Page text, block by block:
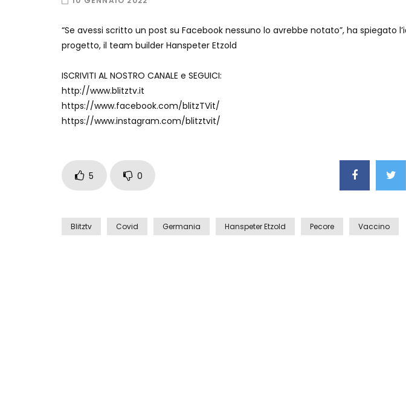
“Se avessi scritto un post su Facebook nessuno lo avrebbe notato”, ha spiegato
progetto, il team builder Hanspeter Etzold
ISCRIVITI AL NOSTRO CANALE e SEGUICI:
http://www.blitztv.it
https://www.facebook.com/blitzTVit/
https://www.instagram.com/blitztvit/
5 0
Blitztv Covid Germania Hanspeter Etzold Pecore Vaccino